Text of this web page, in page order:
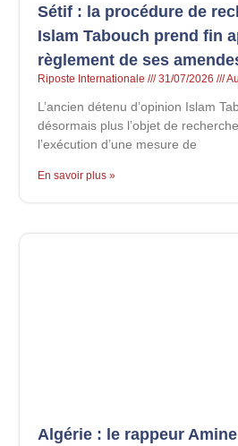
Sétif : la procédure de
Islam Tabouch prend fin
règlement de ses
Riposte Internationale 31/07/2026
L’ancien détenu d’opinion Islam
désormais plus l’objet de
l’exécution d’une mesure de
En savoir plus »
Algérie : le rappeur